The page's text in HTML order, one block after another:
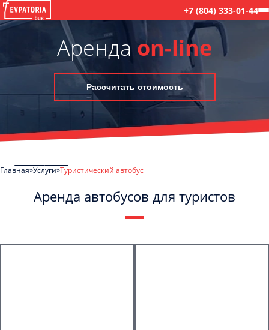
+7 (804) 333-01-44
Аренда on-line
Рассчитать стоимость
Главная Услуги Туристический автобус
Аренда автобусов для туристов
обработку моих Персональных данных